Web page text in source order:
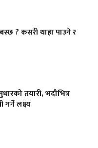
? कसरी थाहा पाउने र
तयारी, भदौभित्र
गर्ने लक्ष्य